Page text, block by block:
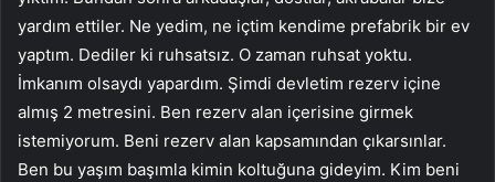
yardım ettiler. Ne yedim, ne içtim kendime prefabrik bir ev
yaptım. Dediler ki ruhsatsız. O zaman ruhsat yoktu.
İmkanım olsaydı yapardım. Şimdi devletim rezerv içine
almış 2 metresini. Ben rezerv alan içerisine girmek
istemiyorum. Beni rezerv alan kapsamından çıkarsınlar.
Ben bu yaşım başımla kimin koltuğuna gideyim. Kim beni